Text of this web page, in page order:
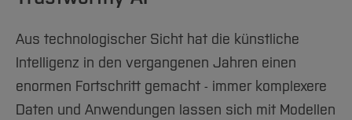
Aus technologischer Sicht hat die künstliche
Intelligenz in den vergangenen Jahren einen
enormen Fortschritt gemacht - immer komplexere
Daten und Anwendungen lassen sich mit Modellen